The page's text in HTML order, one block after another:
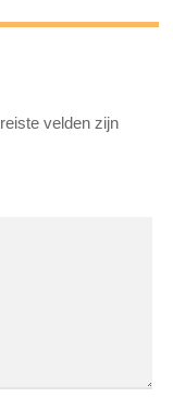
velden zijn